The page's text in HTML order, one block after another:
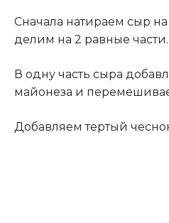
Сначала натираем сыр
делим на 2 равные части.
В одну часть сыра
майонеза и
Добавляем тертый